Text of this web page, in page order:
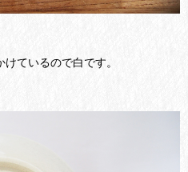
ているので白です。